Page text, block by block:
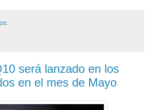
será lanzado en los
en el mes de Mayo